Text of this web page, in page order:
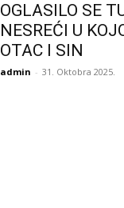
OGLASILO SE
NESREĆI U
OTAC I SIN
admin - 31. Oktobra 2025.